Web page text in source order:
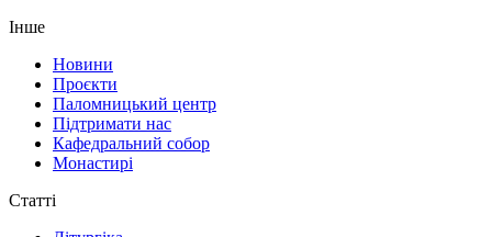
Інше
Новини
Проєкти
Паломницький центр
Підтримати нас
Кафедральний собор
Монастирі
Статті